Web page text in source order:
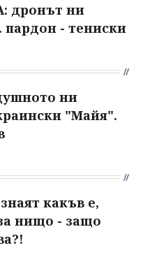
дронът ни
пардон - тениски
ни
"Майя".
какъв е,
нищо - защо